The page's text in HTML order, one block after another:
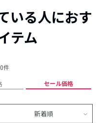
いる人におす
テム
件
セール価格
新着順